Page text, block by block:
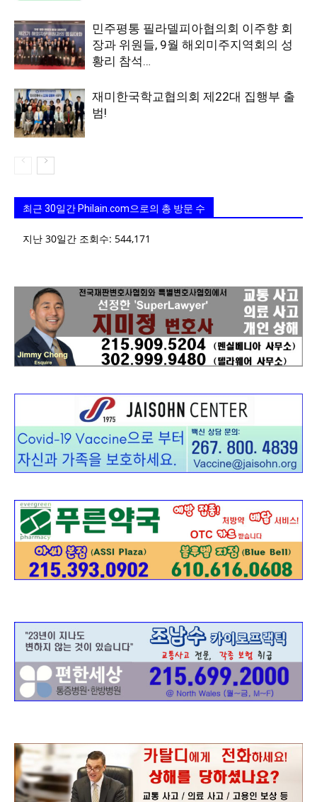
민주평통 필라델피아협의회 이주향 회
장과 위원들, 9월 해외미주지역회의 성
황리 참석…
재미한국학교협의회 제22대 집행부 출
범!
최근 30일간 Philain.com으로의 총 방문 수
지난 30일간 조회수: 544,171